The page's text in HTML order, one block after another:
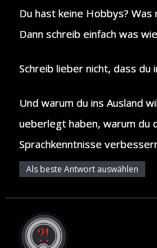
Du hast keine Hobbys?
Dann schreib einfach was
Schreib lieber nicht, dass
Und warum du ins Ausland
ueberlegt haben, warum du
Sprachkenntnisse
Als beste Antwort auswählen